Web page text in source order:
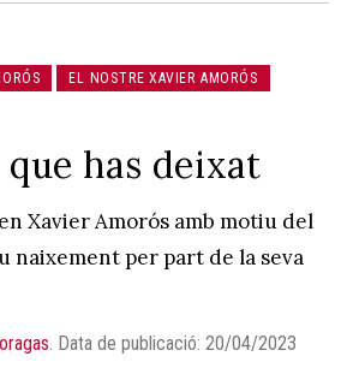
EL NOSTRE XAVIER AMORÓS
has deixat
Xavier Amorós amb motiu del
naixement per part de la seva
. Data de publicació: 20/04/2023